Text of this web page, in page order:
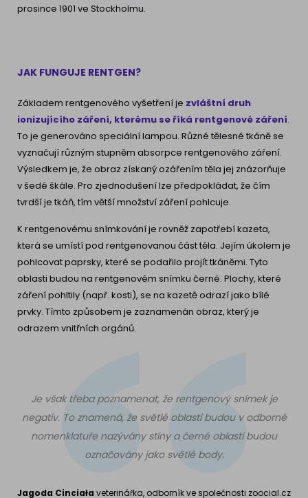
prosince 1901 ve Stockholmu.
JAK FUNGUJE RENTGEN?
Základem rentgenového vyšetření je zvláštní druh
ionizujícího záření, kterému se říká rentgenové záření.
To je generováno speciální lampou. Různé tělesné tkáně se
vyznačují různým stupněm absorpce rentgenového záření.
Výsledkem je, že obraz získaný ozářením těla jej znázorňuje
v šedé škále. Pro zjednodušení lze předpokládat, že čím
tvrdší je tkáň, tím větší množství záření pohlcuje.
K rentgenovému snímkování je rovněž zapotřebí kazeta,
která se umístí pod rentgenovanou část těla. Jejím úkolem je
pohlcovat paprsky, které se podařilo projít tkáněmi. Tyto
oblasti budou na rentgenovém snímku černé. Plochy, které
záření pohltily (např. kosti), se na kazetě odrazí jako bílé
prvky. Tímto způsobem je zaznamenán obraz, který je
odrazem vnitřních orgánů.
Je však třeba poznamenat, že rentgenový snímek je
negativ. To znamená, že světlé oblasti budou v odborné
nomenklatuře nazývány stíny a černé oblasti budou
označovány jako světlé body.
Jagoda Cinciała veterinářka, odborník ve společnosti zoocial.cz